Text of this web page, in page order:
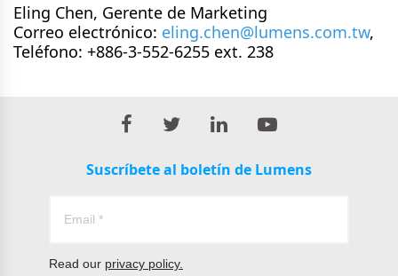
Eling Chen, Gerente de Marketing
Correo electrónico: eling.chen@lumens.com.tw,
Teléfono: +886-3-552-6255 ext. 238
Suscríbete al boletín de Lumens
Read our privacy policy.